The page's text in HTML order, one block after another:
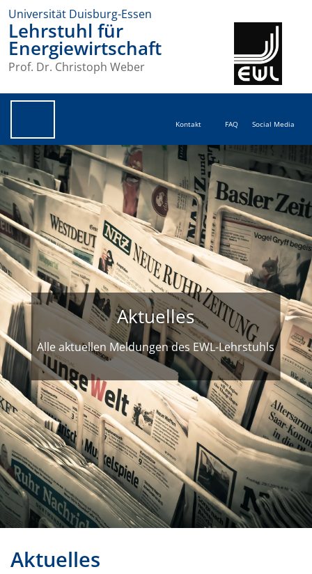
Universität Duisburg-Essen
Lehrstuhl für
Energiewirtschaft
Prof. Dr. Christoph Weber
Kontakt FAQ Social Media
Aktuelles
Alle aktuellen Meldungen des EWL-Lehrstuhls
Aktuelles